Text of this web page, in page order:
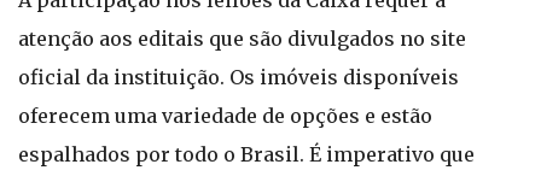
atenção aos editais que são divulgados no site
oficial da instituição. Os imóveis disponíveis
oferecem uma variedade de opções e estão
espalhados por todo o Brasil. É imperativo que